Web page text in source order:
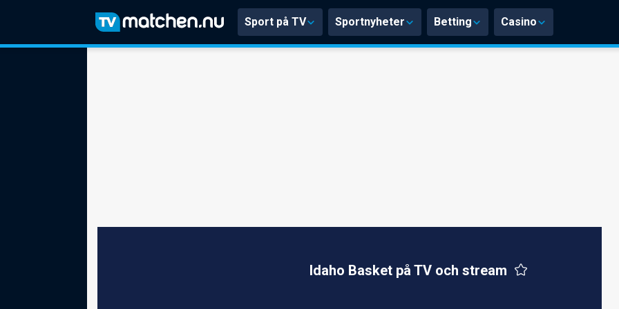
Sport på TV Sportnyheter Betting Casino
Idaho Basket på TV och stream